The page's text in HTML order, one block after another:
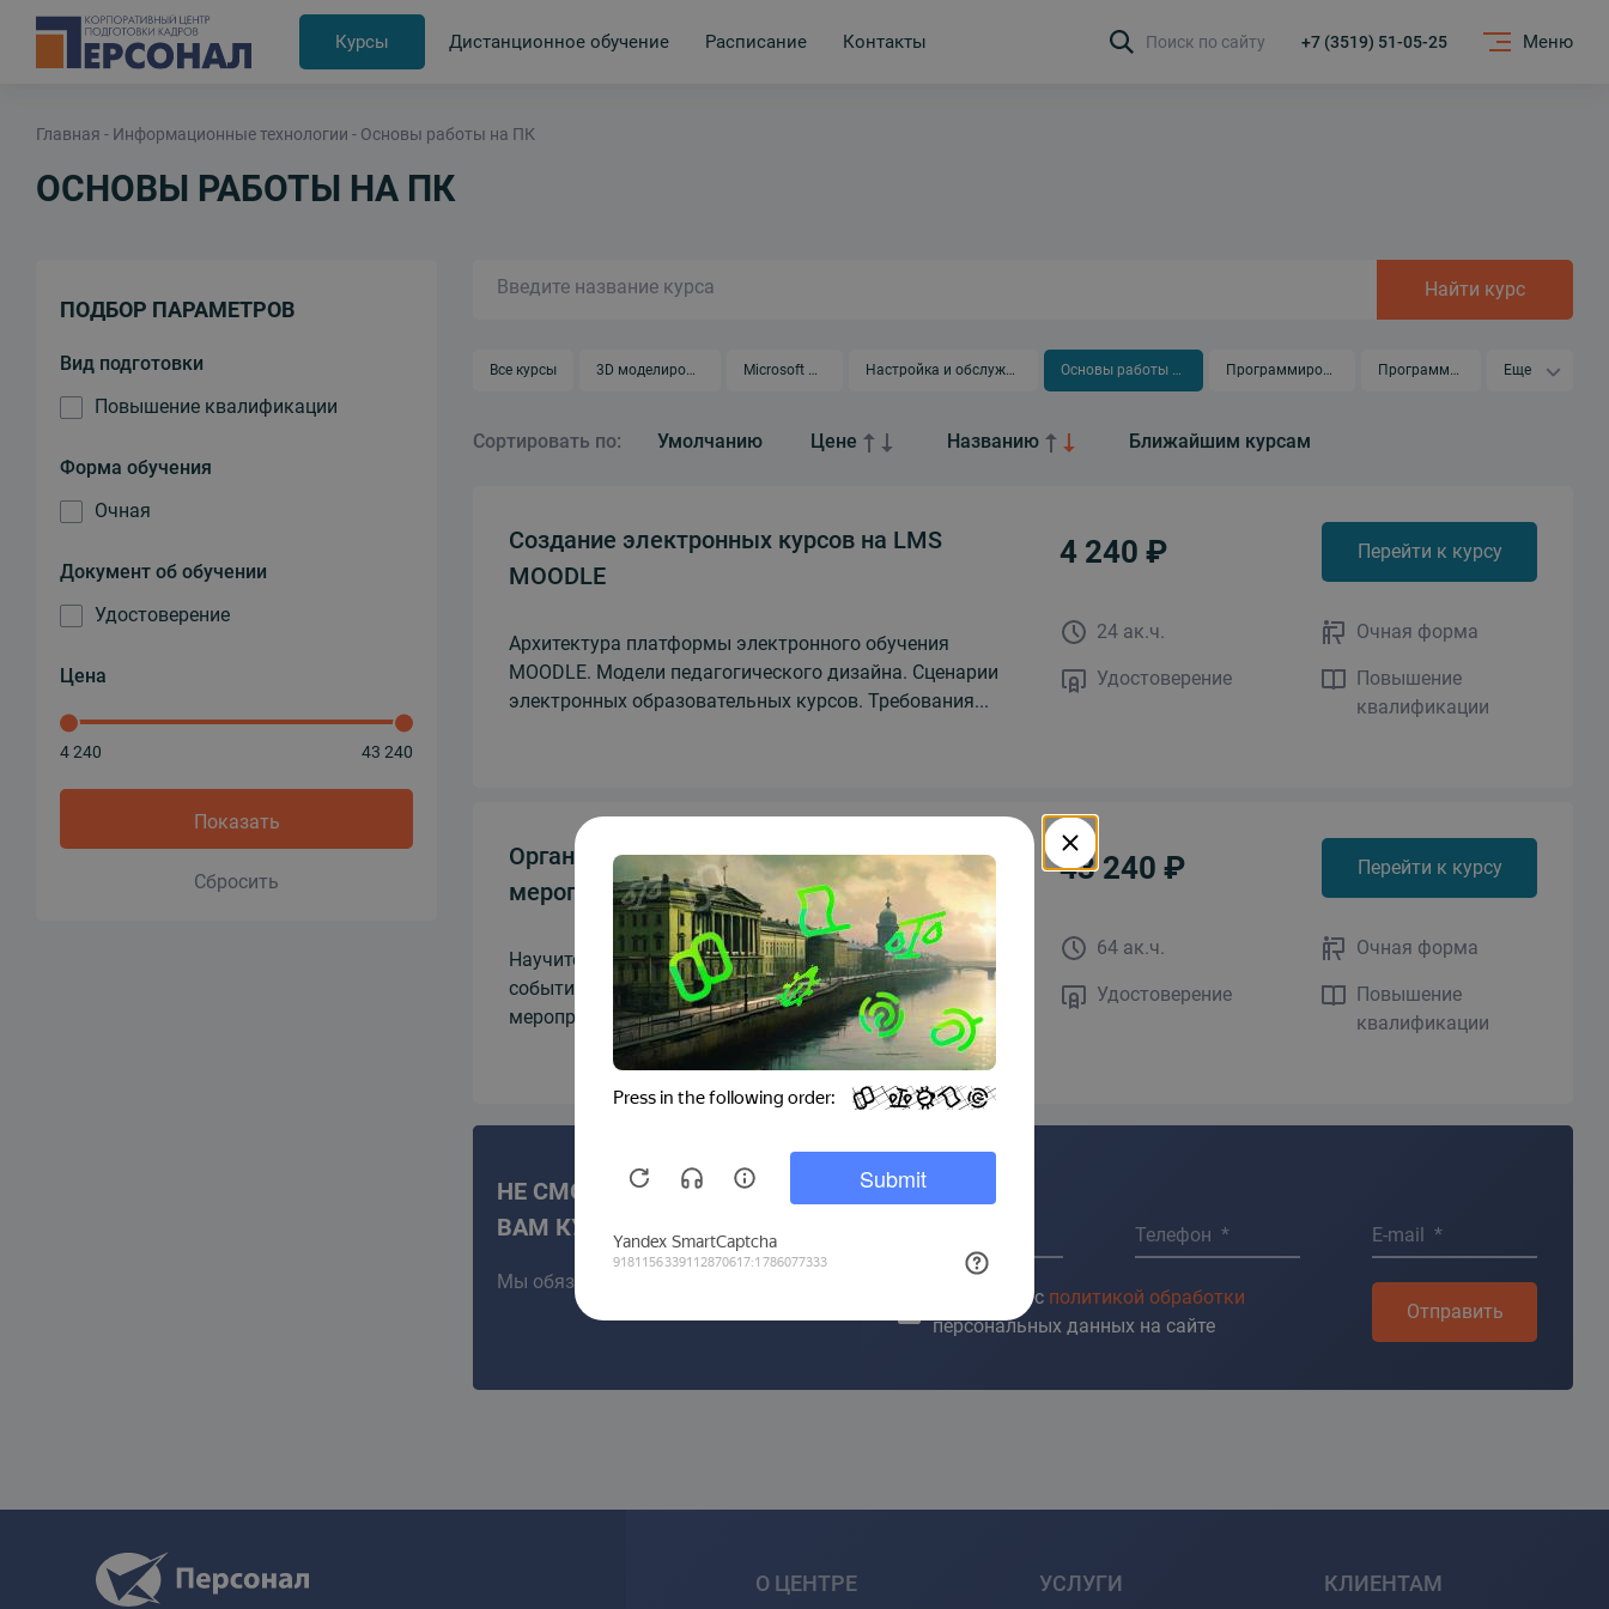
Курсы Дистанционное обучение Расписание Контакты Поиск по сайту +7 (3519) 51-05-25 Меню
Главная Информационные технологии Основы работы на ПК
ОСНОВЫ РАБОТЫ НА ПК
ПОДБОР ПАРАМЕТРОВ
Вид подготовки
Повышение квалификации
Форма обучения
Очная
Документ об обучении
Удостоверение
Цена
4 240 43 240
Показать
Сбросить
Найти курс
Все курсы 3D моделирование Microsoft Office Настройка и обслуживание Основы работы на ПК Программирование Программы 1С Еще
Сортировать по: Умолчанию Цене Названию Ближайшим курсам
Создание электронных курсов на LMS
MOODLE
Архитектура платформы электронного обучения
MOODLE. Модели педагогического дизайна. Сценарии
электронных образовательных курсов. Требования...
4 240 ₽ Перейти к курсу
24 ак.ч. Очная форма
Удостоверение
Повышение
квалификации
Организация и проведение онлайн-
мероприятий
Научитесь создавать имиджевые, деловые, обучающие
события - в онлайне. Спланируйте собственное
мероприятие, подготовьте для него лендинг и...
43 240 ₽ Перейти к курсу
64 ак.ч. Очная форма
Удостоверение
Повышение
квалификации
НЕ СМОГЛИ НАЙТИ НУЖНЫЙ
ВАМ КУРС?
Мы обязательно поможем!
Телефон * E-mail *
Я согласен с политикой обработки
персональных данных на сайте
Отправить
О ЦЕНТРЕ УСЛУГИ КЛИЕНТАМ